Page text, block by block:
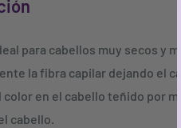
para cabellos muy secos y
la fibra capilar dejando el
color en el cabello teñido por
cabello.